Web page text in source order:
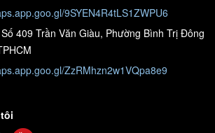
9SYEN4R4tLS1ZWPU6
409 Trần Văn Giàu, Phường Bình Trị Đông
ZzRMhzn2w1VQpa8e9